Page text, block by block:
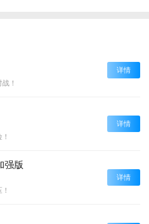
！
详情
详情
强版
详情